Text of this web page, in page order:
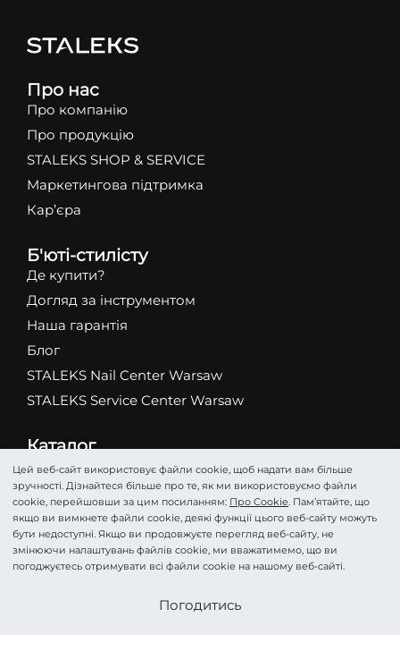
Про нас
Про компанію
Про продукцію
STALEKS SHOP & SERVICE
Маркетингова підтримка
Кар’єра
Б'юті-стилісту
Де купити?
Догляд за інструментом
Наша гарантія
Блог
STALEKS Nail Center Warsaw
STALEKS Service Center Warsaw
Каталог
Абразиви
Ножиці
Кусачки
Фрези
Пінцети
Стати партнером
Цей веб-сайт використовує файли cookie, щоб надати вам більше
зручності. Дізнайтеся більше про те, як ми використовуємо файли
cookie, перейшовши за цим посиланням: Про Cookie. Пам’ятайте, що
якщо ви вимкнете файли cookie, деякі функції цього веб-сайту можуть
бути недоступні. Якщо ви продовжуєте перегляд веб-сайту, не
змінюючи налаштувань файлів cookie, ми вважатимемо, що ви
погоджуєтесь отримувати всі файли cookie на нашому веб-сайті.
Погодитись